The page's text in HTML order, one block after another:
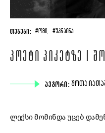
ᲗᲔᲒᲔᲑᲘ: #ᲝᲛᲘ, #ᲣᲙᲠᲐᲘᲜᲐ
ᲞᲝᲔᲢᲘ ᲞᲘᲙᲔᲢᲖᲔ |
ᲐᲕᲢᲝᲠᲘ: ᲨᲝᲗᲐ
ლექსი მომინდა უცებ